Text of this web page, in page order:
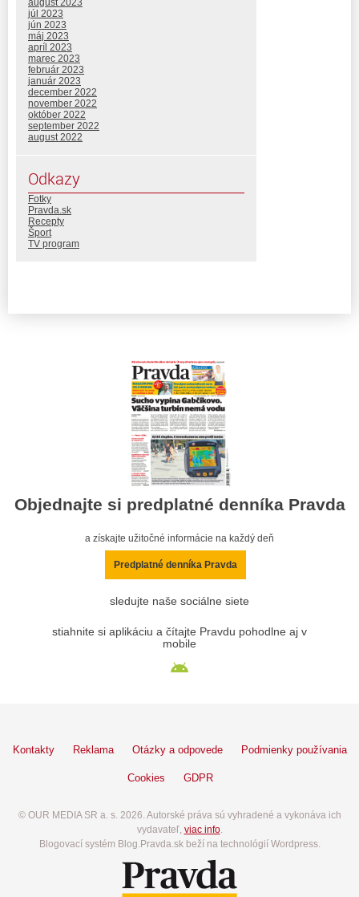
júl 2023
jún 2023
máj 2023
apríl 2023
marec 2023
február 2023
január 2023
december 2022
november 2022
október 2022
september 2022
august 2022
Odkazy
Fotky
Pravda.sk
Recepty
Šport
TV program
Objednajte si predplatné denníka Pravda
a získajte užitočné informácie na každý deň
Predplatné denníka Pravda
sledujte naše sociálne siete
stiahnite si aplikáciu a čítajte Pravdu pohodlne aj v
mobile
Kontakty Reklama Otázky a odpovede Podmienky používania
Cookies GDPR
© OUR MEDIA SR a. s. 2026. Autorské práva sú vyhradené a vykonáva ich
vydavateľ, viac info.
Blogovací systém Blog.Pravda.sk beží na technológií Wordpress.